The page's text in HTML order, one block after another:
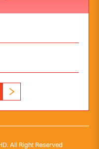
All Right Reserved